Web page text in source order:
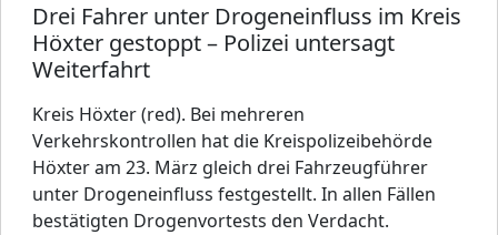
Drei Fahrer unter Drogeneinfluss im Kreis
Höxter gestoppt – Polizei untersagt
Weiterfahrt
Kreis Höxter (red). Bei mehreren
Verkehrskontrollen hat die Kreispolizeibehörde
Höxter am 23. März gleich drei Fahrzeugführer
unter Drogeneinfluss festgestellt. In allen Fällen
bestätigten Drogenvortests den Verdacht.